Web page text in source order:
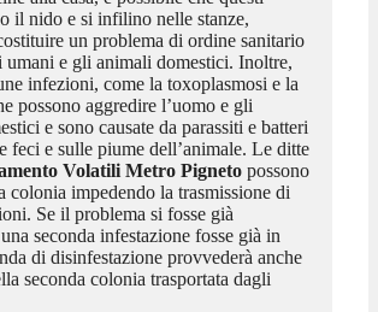
il nido e si infilino nelle stanze,
un problema di ordine sanitario
umani e gli animali domestici. Inoltre,
infezioni, come la toxoplasmosi e la
possono aggredire l’uomo e gli
e sono causate da parassiti e batteri
feci e sulle piume dell’animale. Le ditte
Volatili Metro Pignetopossono
colonia impedendo la trasmissione di
Se il problema si fosse già
seconda infestazione fosse già in
di disinfestazione provvederà anche
seconda colonia trasportata dagli